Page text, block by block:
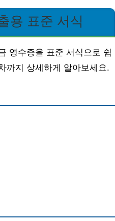
용 표준 서식
영수증을 표준 서식으로 쉽
까지 상세하게 알아보세요.